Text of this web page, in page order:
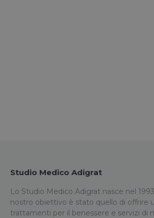
Studio Medico Adigrat
Lo Studio Medico Adigrat nasce nel
nostro obiettivo è stato quello di offrire
trattamenti per il benessere e servizi di